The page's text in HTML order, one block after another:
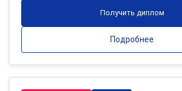
Получить диплом
Подробнее